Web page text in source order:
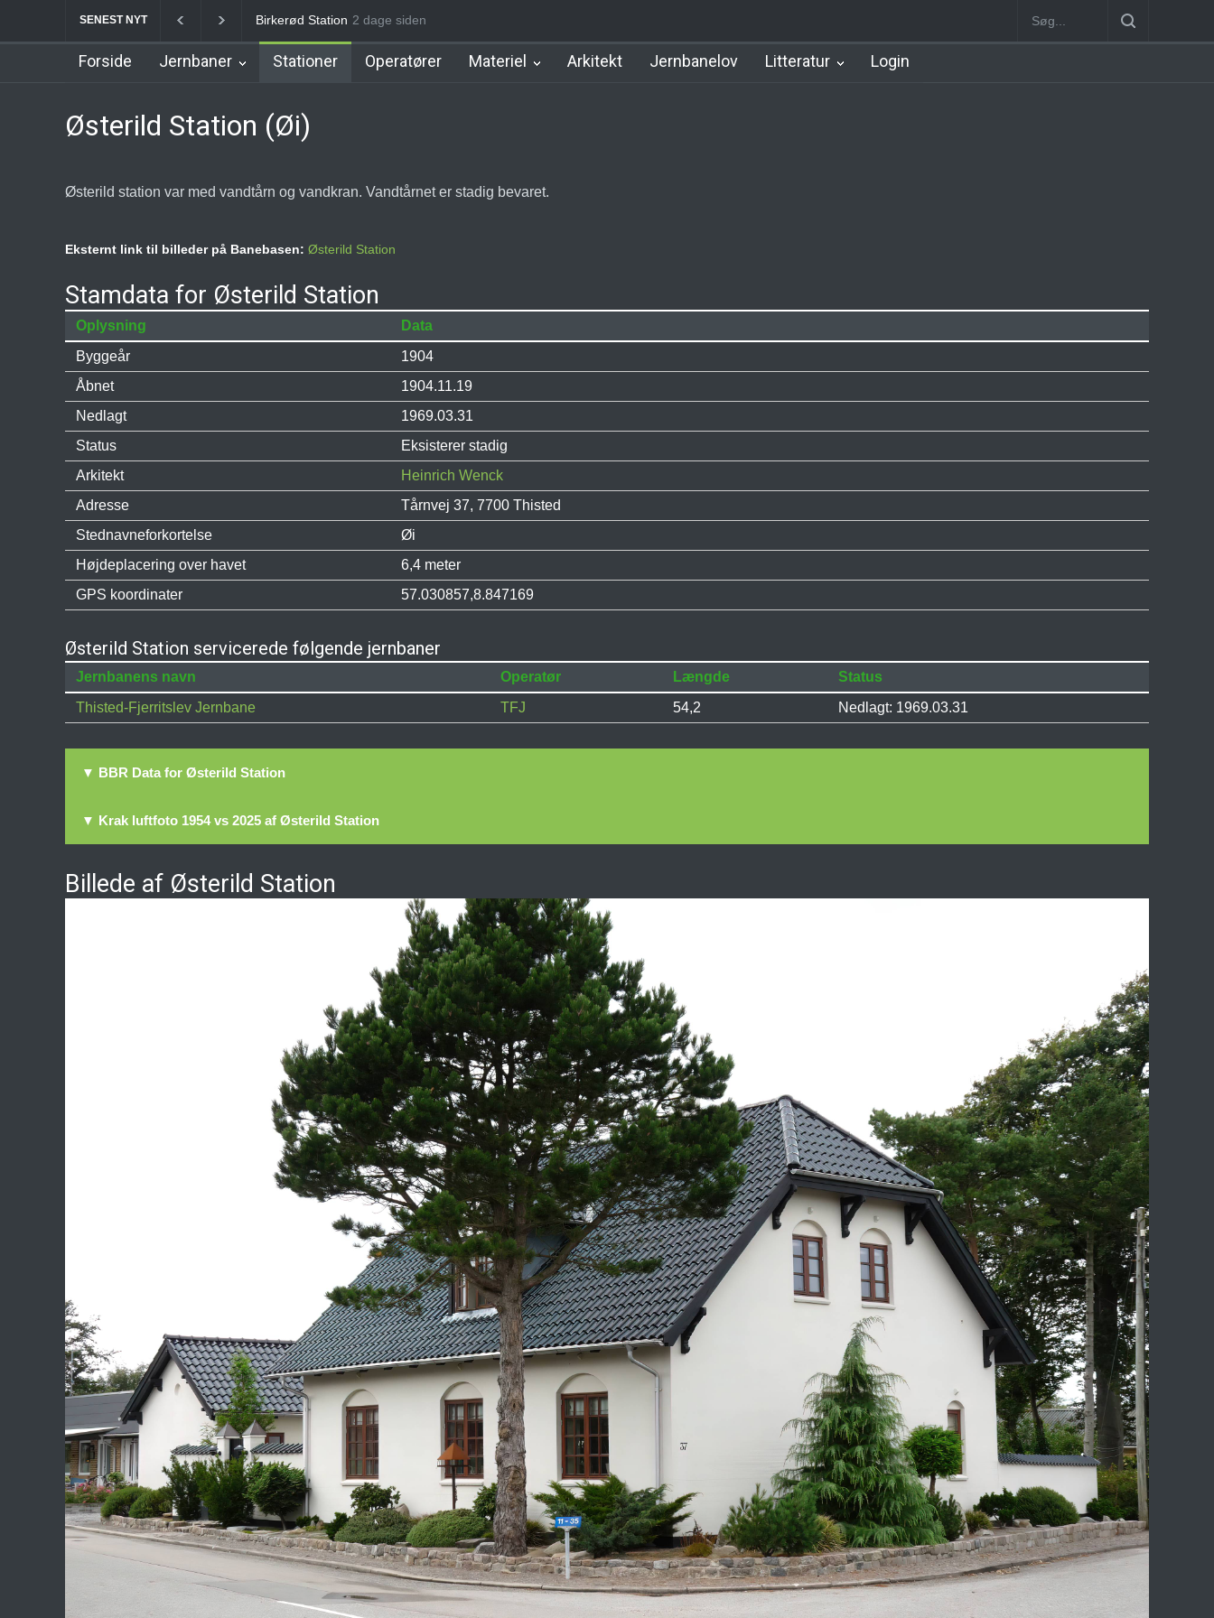
SENEST NYT Allerød Station Favrholm Station Nørrebro B Station [1886-1930] Nørrebro A Station
2 dage siden
Forside Jernbaner Stationer Operatører Materiel Arkitekt Jernbanelov Litteratur Login
Østerild Station (Øi)
Østerild station var med vandtårn og vandkran. Vandtårnet er stadig bevaret.
Eksternt link til billeder på Banebasen: Østerild Station
Stamdata for Østerild Station
Oplysning
Data
Byggeår
1904
Åbnet
1904.11.19
Nedlagt
1969.03.31
Status
Eksisterer stadig
Arkitekt
Heinrich Wenck
Adresse
Tårnvej 37, 7700 Thisted
Stednavneforkortelse
Øi
Højdeplacering over havet
6,4 meter
GPS koordinater
57.030857,8.847169
Østerild Station servicerede følgende jernbaner
Jernbanens navn Operatør Længde
Status
Thisted-Fjerritslev Jernbane
TFJ 54,2 Nedlagt: 1969.03.31
▼ BBR Data for Østerild Station
▼ Krak luftfoto 1954 vs 2025 af Østerild Station
Billede af Østerild Station